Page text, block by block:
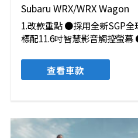
Subaru WRX/WRX Wagon
1.改款重點 ●採用全新SGP
標配11.6吋智慧影音觸控螢
查看車款